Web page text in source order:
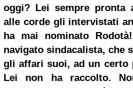
oggi? Lei sempre pronta
alle corde gli intervistati
ha mai nominato Rodotà!
navigato sindacalista, che
gli affari suoi,ad un certo
Lei non ha raccolto.